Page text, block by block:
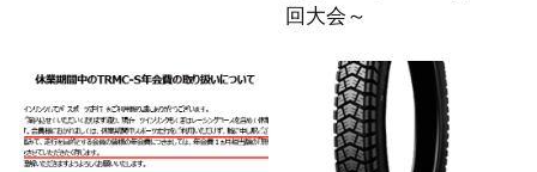
回大会～